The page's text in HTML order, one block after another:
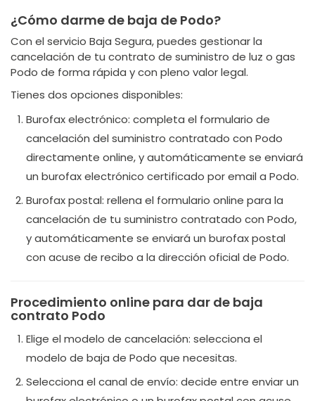
¿Cómo darme de baja de Podo?
Con el servicio Baja Segura, puedes gestionar la
cancelación de tu contrato de suministro de luz o gas
Podo de forma rápida y con pleno valor legal.
Tienes dos opciones disponibles:
Burofax electrónico: completa el formulario de
cancelación del suministro contratado con Podo
directamente online, y automáticamente se enviará
un burofax electrónico certificado por email a Podo.
Burofax postal: rellena el formulario online para la
cancelación de tu suministro contratado con Podo,
y automáticamente se enviará un burofax postal
con acuse de recibo a la dirección oficial de Podo.
Procedimiento online para dar de baja
contrato Podo
Elige el modelo de cancelación: selecciona el
modelo de baja de Podo que necesitas.
Selecciona el canal de envío: decide entre enviar un